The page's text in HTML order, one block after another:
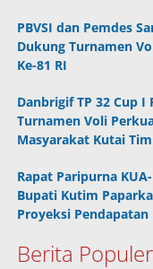
PBVSI dan Pemdes
Dukung Turnamen
Ke-81 RI
Danbrigif TP 32 Cup I
Turnamen Voli
Masyarakat Kutai
Rapat Paripurna KUA-
Bupati Kutim
Proyeksi Pendapatan
Berita Populer